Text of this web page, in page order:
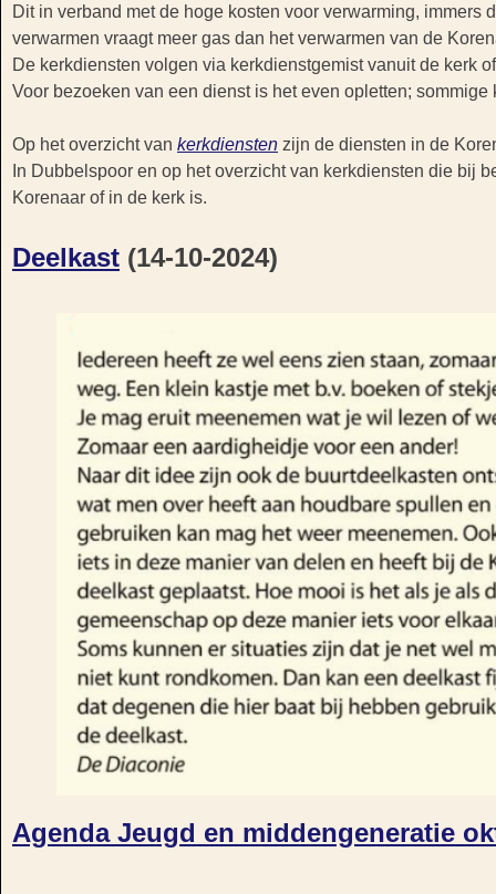
Dit in verband met de hoge kosten voor verwarming,
verwarmen vraagt meer gas dan het verwarmen van de
De kerkdiensten volgen via kerkdienstgemist vanuit de kerk
Voor bezoeken van een dienst is het even opletten;
Op het overzicht van kerkdiensten zijn de diensten in de
In Dubbelspoor en op het overzicht van kerkdiensten die bij
Korenaar of in de kerk is.
Deelkast (14-10-2024)
Agenda Jeugd en middengeneratie